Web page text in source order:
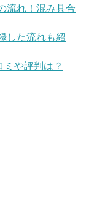
流れ！混み具合
した流れも紹
や評判は？